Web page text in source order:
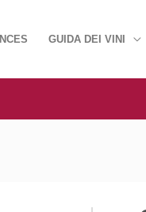
GUIDA DEI VINI